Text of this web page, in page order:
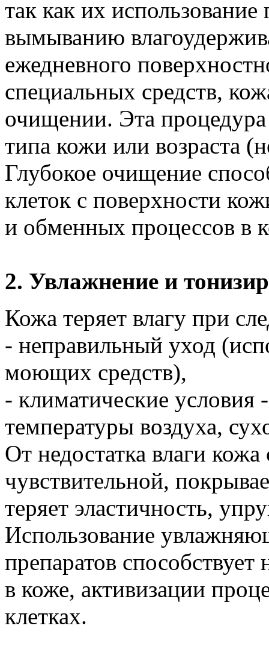
так как их
вымыванию
ежедневного
специальных средств,
очищении. Эта
типа кожи или возраста
Глубокое очищение
клеток с поверхности
и обменных процессов в
2. Увлажнение и
Кожа теряет влагу при
- неправильный уход
моющих средств),
- климатические условия
температуры воздуха,
От недостатка влаги
чувствительной,
теряет эластичность,
Использование
препаратов
в коже, активизации
клетках.